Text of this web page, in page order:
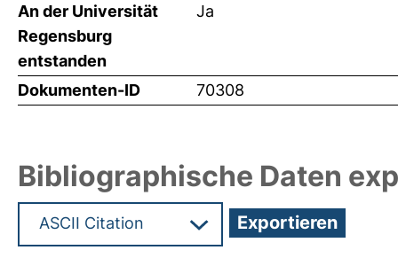
An der Universität
Regensburg
entstanden
Ja
Dokumenten-ID 70308
Bibliographische Daten